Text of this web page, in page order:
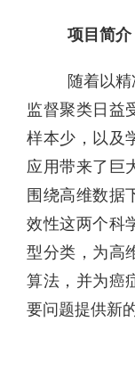
项目简介
随着以精
监督聚类日益
样本少，以及
应用带来了巨
围绕高维数据
效性这两个科
型分类，为高
算法，并为癌
要问题提供新